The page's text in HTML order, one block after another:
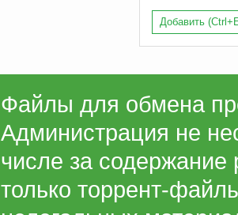
Добавить
Файлы для обмена
Администрация не
числе за
только торрент-